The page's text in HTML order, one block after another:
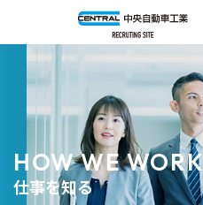
HOW WE WORK
仕事を知る